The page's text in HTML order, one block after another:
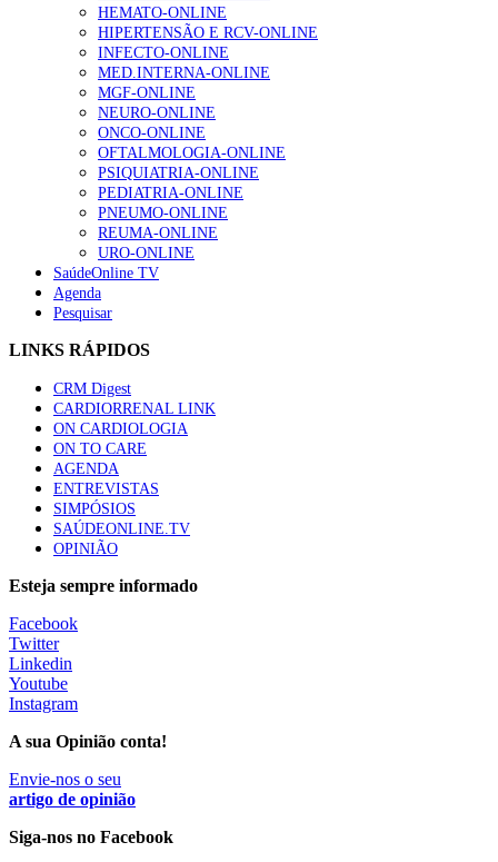
Alguns milhares de utentes podem ficar sem médico de
família com nova regras do registo, alerta associação
132 visualizações
“Os programas de rastreio do cancro do pulmão são
custo-efetivos e representam um investimento
sustentável para os sistemas de saúde”
93 visualizações
Quase quatro em cada dez doentes com enfarte
apresentavam níveis elevados de Lp(a), revela estudo
Trodelvy aprovado para primeira linha no cancro da
mama triplo negativo metastático em doentes não
elegíveis para inibidores PD-(L)1
61 visualizações
MAIS NOTÍCIAS
nutricionista no primeiro mês
7 Ago, 2026
apoio robótico em Portugal
7 Ago, 2026 |0 Comments
HEMATO-ONLINE
HIPERTENSÃO E RCV-ONLINE
INFECTO-ONLINE
MED.INTERNA-ONLINE
MGF-ONLINE
NEURO-ONLINE
ONCO-ONLINE
OFTALMOLOGIA-ONLINE
PSIQUIATRIA-ONLINE
PEDIATRIA-ONLINE
PNEUMO-ONLINE
REUMA-ONLINE
URO-ONLINE
SaúdeOnline TV
Agenda
Pesquisar
LINKS RÁPIDOS
CRM Digest
CARDIORRENAL LINK
ON CARDIOLOGIA
ON TO CARE
AGENDA
ENTREVISTAS
SIMPÓSIOS
SAÚDEONLINE.TV
OPINIÃO
Esteja sempre informado
Facebook
Twitter
Linkedin
Youtube
Instagram
A sua Opinião conta!
Envie-nos o seu
artigo de opinião
Siga-nos no Facebook